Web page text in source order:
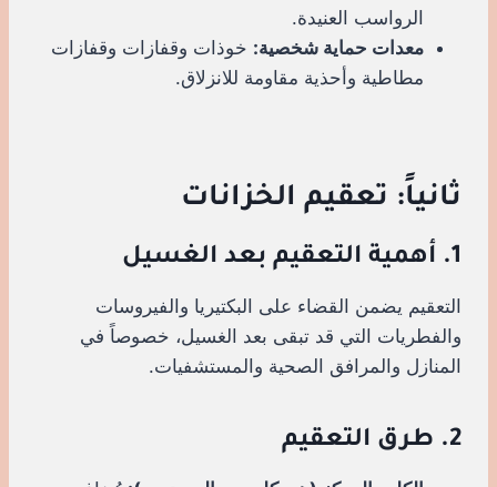
الرواسب العنيدة.
معدات حماية شخصية: خوذات وقفازات وقفازات
مطاطية وأحذية مقاومة للانزلاق.
ثانياً: تعقيم الخزانات
1. أهمية التعقيم بعد الغسيل
التعقيم يضمن القضاء على البكتيريا والفيروسات
والفطريات التي قد تبقى بعد الغسيل، خصوصاً في
المنازل والمرافق الصحية والمستشفيات.
2. طرق التعقيم